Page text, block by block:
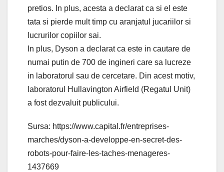
pretios. In plus, acesta a declarat ca si el este
tata si pierde mult timp cu aranjatul jucariilor si
lucrurilor copiilor sai.
In plus, Dyson a declarat ca este in cautare de
numai putin de 700 de ingineri care sa lucreze
in laboratorul sau de cercetare. Din acest motiv,
laboratorul Hullavington Airfield (Regatul Unit)
a fost dezvaluit publicului.
Sursa: https://www.capital.fr/entreprises-
marches/dyson-a-developpe-en-secret-des-
robots-pour-faire-les-taches-menageres-
1437669